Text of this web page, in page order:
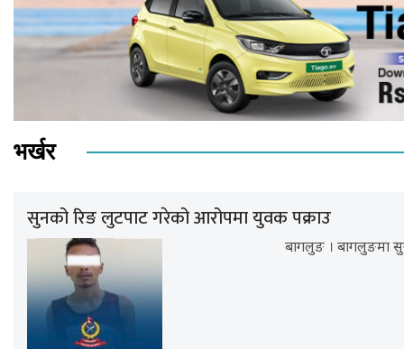
भर्खर
सुनको रिङ लुटपाट गरेको आरोपमा युवक पक्राउ
बागलुङ । बागलुङमा